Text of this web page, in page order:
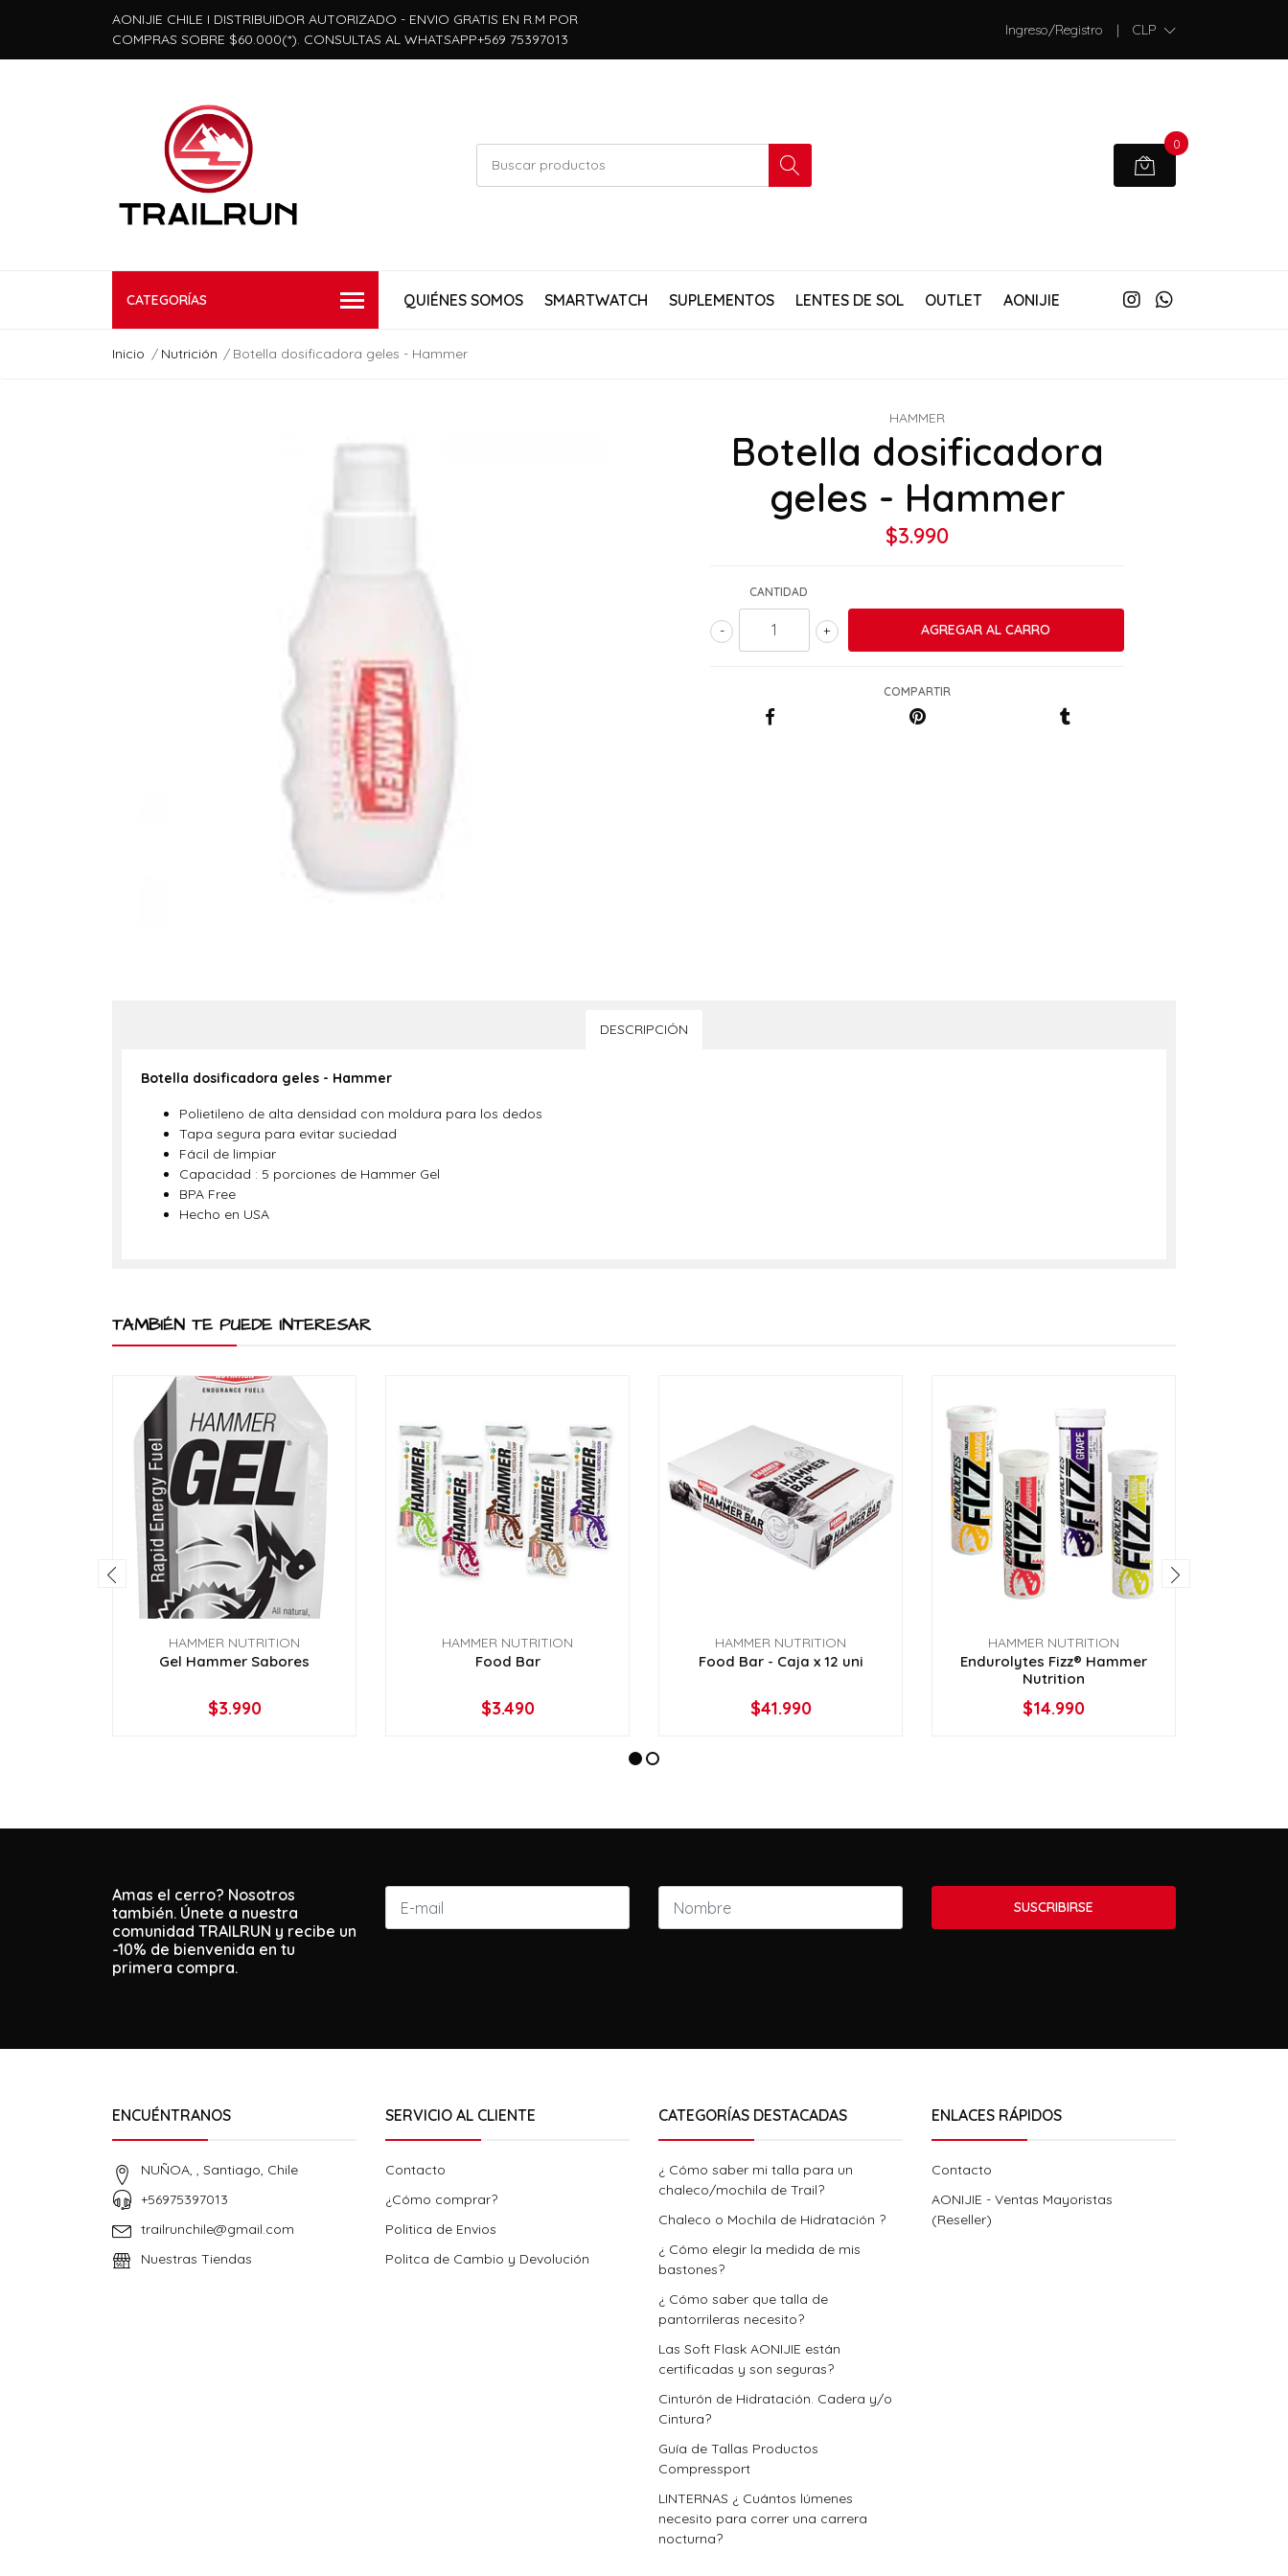
AONIJIE CHILE I DISTRIBUIDOR AUTORIZADO - ENVIO GRATIS EN R.M POR
COMPRAS SOBRE $60.000(*). CONSULTAS AL WHATSAPP+569 75397013
Ingreso/Registro | CLP
0
CATEGORÍAS QUIÉNES SOMOS SMARTWATCH SUPLEMENTOS LENTES DE SOL OUTLET AONIJIE
Inicio Nutrición Botella dosificadora geles - Hammer
HAMMER
Botella dosificadora
geles - Hammer
$3.990
CANTIDAD
+
-
COMPARTIR
DESCRIPCIÓN
Botella dosificadora geles - Hammer
Polietileno de alta densidad con moldura para los dedos
Tapa segura para evitar suciedad
Fácil de limpiar
Capacidad : 5 porciones de Hammer Gel
BPA Free
Hecho en USA
TAMBIÉN TE PUEDE INTERESAR
HAMMER NUTRITION
Gel Hammer Sabores
VER OPCIONES
$3.990
HAMMER NUTRITION
Food Bar
VER OPCIONES
$3.490
HAMMER NUTRITION
Food Bar - Caja x 12 uni
VER OPCIONES
$41.990
HAMMER NUTRITION
​Endurolytes Fizz® Hammer
Nutrition
VER OPCIONES
$14.990
Amas el cerro? Nosotros
también. Únete a nuestra
comunidad TRAILRUN y recibe un
-10% de bienvenida en tu
primera compra.
SUSCRIBIRSE
ENCUÉNTRANOS
NUÑOA, , Santiago, Chile
+56975397013
trailrunchile@gmail.com
Nuestras Tiendas
SERVICIO AL CLIENTE
Contacto
¿Cómo comprar?
Politica de Envios
Politca de Cambio y Devolución
CATEGORÍAS DESTACADAS
¿ Cómo saber mi talla para un
chaleco/mochila de Trail?
Chaleco o Mochila de Hidratación ?
¿ Cómo elegir la medida de mis
bastones?
¿ Cómo saber que talla de
pantorrileras necesito?
Las Soft Flask AONIJIE están
certificadas y son seguras?
Cinturón de Hidratación. Cadera y/o
Cintura?
Guía de Tallas Productos
Compressport
LINTERNAS ¿ Cuántos lúmenes
necesito para correr una carrera
nocturna?
ENLACES RÁPIDOS
Contacto
AONIJIE - Ventas Mayoristas
(Reseller)